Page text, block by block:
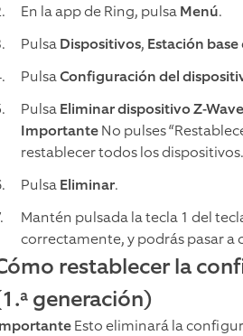
En la app de Ring, pulsaMenú.
PulsaDispositivos, Estación
PulsaConfiguración del
PulsaEliminar dispositivo Z-Wave
ImportanteNo pulses
restablecer todos los dispositivos.
PulsaEliminar.
Mantén pulsada la tecla 1 del
correctamente, y podrás pasar a
restablecer la
generación)
Esto eliminará la